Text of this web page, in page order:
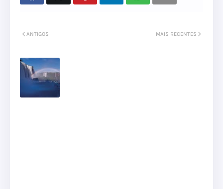
MAIS RECENTES
ANTIGOS